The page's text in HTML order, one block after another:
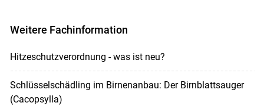
Weitere Fachinformation
Hitzeschutzverordnung - was ist neu?
Schlüsselschädling im Birnenanbau: Der Birnblattsauger
(Cacopsylla)